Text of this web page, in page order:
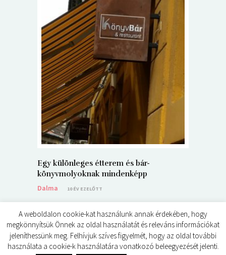
Egy különleges étterem és bár-
könyvmolyoknak mindenképp
Dalma
10 ÉV EZELŐTT
© ÉDES KIS KÖNYVKRITIKÁK 2024
A weboldalon cookie-kat használunk annak érdekében, hogy
megkönnyítsük Önnek az oldal használatát és releváns információkat
jeleníthessünk meg. Felhívjuk szíves figyelmét, hogy az oldal további
használata a cookie-k használatára vonatkozó beleegyezését jelenti.